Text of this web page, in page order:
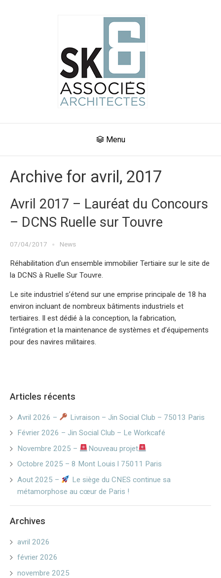
Menu
Archive for avril, 2017
Avril 2017 – Lauréat du Concours
– DCNS Ruelle sur Touvre
07/04/2017 News
Réhabilitation d’un ensemble immobilier Tertiaire sur le site de
la DCNS à Ruelle Sur Touvre.
Le site industriel s’étend sur une emprise principale de 18 ha
environ incluant de nombreux bâtiments industriels et
tertiaires. Il est dédié à la conception, la fabrication,
l’intégration et la maintenance de systèmes et d’équipements
pour des navires militaires.
Articles récents
Avril 2026 –
Livraison – Jin Social Club – 75013 Paris
Février 2026 – Jin Social Club – Le Workcafé
Novembre 2025 –
Nouveau projet
Octobre 2025 – 8 Mont Louis l 75011 Paris
Aout 2025 –
Le siège du CNES continue sa
métamorphose au cœur de Paris !
Archives
avril 2026
février 2026
novembre 2025